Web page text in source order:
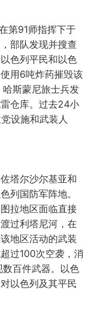
第91师指挥下于
部队发现并搜查
色列平民和以色
用6吨炸药摧毁该
斯蒙尼旅士兵发
仓库。过去24小
设施和武装人
塔尔沙尔基亚和
列国防军阵地。
拉地区面临直接
过利塔尼河，在
地区活动的武装
过100次空袭，消
百件武器。以色
以色列及其平民